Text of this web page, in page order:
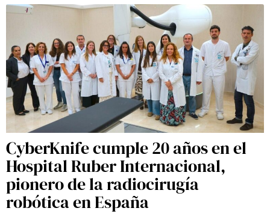
CyberKnife cumple 20 años en el
Hospital Ruber Internacional,
pionero de la radiocirugía
robótica en España